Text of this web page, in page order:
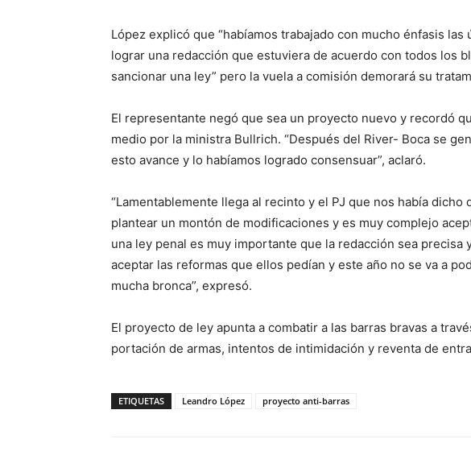
López explicó que “habíamos trabajado con mucho énfasis las
lograr una redacción que estuviera de acuerdo con todos los
sancionar una ley” pero la vuela a comisión demorará su
El representante negó que sea un proyecto nuevo y recordó
medio por la ministra Bullrich. “Después del River- Boca se
esto avance y lo habíamos logrado consensuar”, aclaró.
“Lamentablemente llega al recinto y el PJ que nos había dicho
plantear un montón de modificaciones y es muy complejo
una ley penal es muy importante que la redacción sea precisa
aceptar las reformas que ellos pedían y este año no se va a
mucha bronca”, expresó.
El proyecto de ley apunta a combatir a las barras bravas a
portación de armas, intentos de intimidación y reventa de
ETIQUETAS Leandro López proyecto anti-barras